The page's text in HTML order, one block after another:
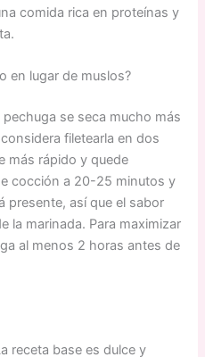
comida rica en proteínas y
en lugar de muslos?
se seca mucho más
filetearla en dos
más rápido y quede
cocción a 20-25 minutos y
presente, así que el sabor
la marinada. Para maximizar
al menos 2 horas antes de
receta base es dulce y